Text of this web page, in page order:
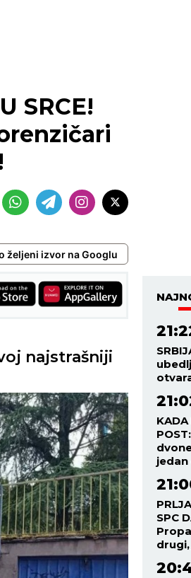
SRCE!
željeni izvor na Googlu
najstrašniji
KADA
jedan
SPC
drugi,